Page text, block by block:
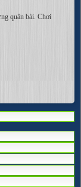
quân bài. Chơi